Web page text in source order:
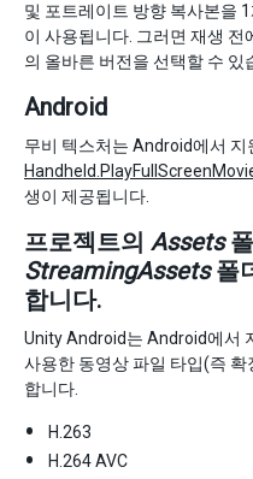
및 포트레이트 방향 복사본을
이 사용됩니다. 그러면 재생
의 올바른 버전을 선택할 수 있
Android
무비 텍스처는 Android에서 지
생이 제공됩니다.
프로젝트의 Assets
StreamingAssets폴
합니다.
Unity Android는 Android에서
사용한 동영상 파일 타입(즉 확
합니다.
H.263
H.264 AVC